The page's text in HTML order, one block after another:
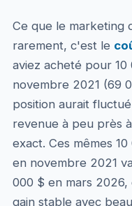
Ce que le marketing
rarement, c'est le
aviez acheté pour 10
novembre 2021 (69
position aurait
revenue à peu près
exact. Ces mêmes
en novembre 2021
000 $ en mars
gain stable avec